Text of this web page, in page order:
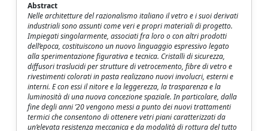
Abstract
Nelle architetture del razionalismo italiano il vetro e i suoi derivati
industriali sono assunti come veri e propri materiali di progetto.
Impiegati singolarmente, associati fra loro o con altri prodotti
dell’epoca, costituiscono un nuovo linguaggio espressivo legato
alla sperimentazione figurativa e tecnica. Cristalli di sicurezza,
diffusori traslucidi per strutture di vetrocemento, fibre di vetro e
rivestimenti colorati in pasta realizzano nuovi involucri, esterni e
interni. E con essi il nitore e la leggerezza, la trasparenza e la
luminosità di una nuova concezione spaziale. In particolare, dalla
fine degli anni ’20 vengono messi a punto dei nuovi trattamenti
termici che consentono di ottenere vetri piani caratterizzati da
un’elevata resistenza meccanica e da modalità di rottura del tutto